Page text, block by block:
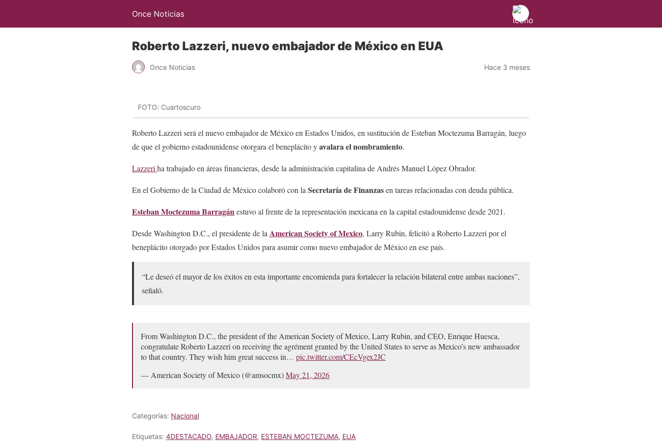
Once Noticias
Roberto Lazzeri, nuevo embajador de México en EUA
Once Noticias Hace 3 meses
FOTO: Cuartoscuro
Roberto Lazzeri será el nuevo embajador de México en Estados Unidos, en sustitución de Esteban Moctezuma Barragán, luego
de que el gobierno estadounidense otorgara el beneplácito yavalara el nombramiento.
Lazzeri ha trabajado en áreas financieras, desde la administración capitalina de Andrés Manuel López Obrador.
En el Gobierno de la Ciudad de México colaboró con la Secretaría de Finanzasen tareas relacionadas con deuda pública.
Esteban Moctezuma Barragánestuvo al frente de la representación mexicana en la capital estadounidense desde 2021.
Desde Washington D.C., el presidente de la American Society of Mexico, Larry Rubin, felicitó a Roberto Lazzeri por el
beneplácito otorgado por Estados Unidos para asumir como nuevo embajador de México en ese país.
“Le deseó el mayor de los éxitos en esta importante encomienda para fortalecer la relación bilateral entre ambas naciones”,
señaló.
From Washington D.C., the president of the American Society of Mexico, Larry Rubin, and CEO, Enrique Huesca,
congratulate Roberto Lazzeri on receiving the agrément granted by the United States to serve as Mexico’s new ambassador
to that country. They wish him great success in… pic.twitter.com/CEcVgex2JC
— American Society of Mexico (@amsocmx)May 21, 2026
Categorías: Nacional
Etiquetas: 4DESTACADO, EMBAJADOR, ESTEBAN MOCTEZUMA, EUA